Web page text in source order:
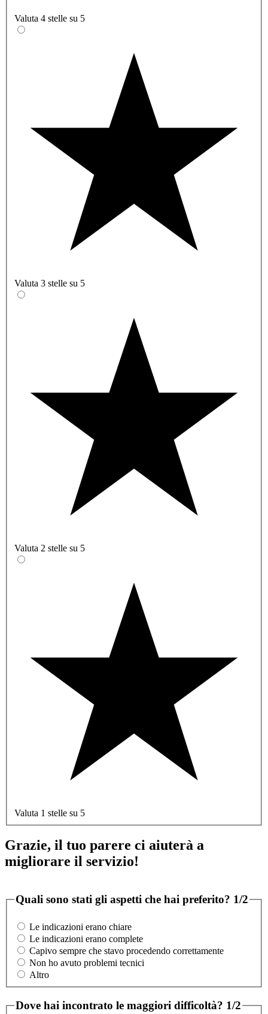
Valuta 4 stelle su 5
Valuta 3 stelle su 5
Valuta 2 stelle su 5
Valuta 1 stelle su 5
Grazie, il tuo parere ci aiuterà a
migliorare il servizio!
Quali sono stati gli aspetti che hai preferito? 1/2
Le indicazioni erano chiare
Le indicazioni erano complete
Capivo sempre che stavo procedendo correttamente
Non ho avuto problemi tecnici
Altro
Dove hai incontrato le maggiori difficoltà? 1/2